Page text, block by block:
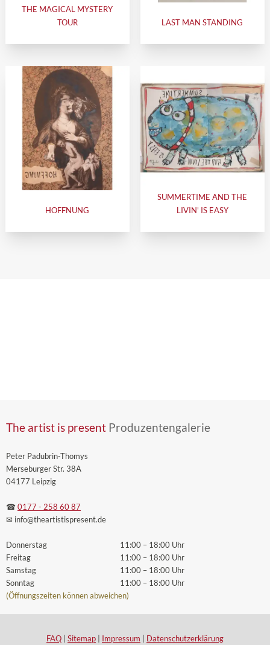
THE MAGICAL MYSTERY
TOUR
LAST MAN STANDING
HOFFNUNG
SUMMERTIME AND THE
LIVIN' IS EASY
The artist is present Produzentengalerie
Peter Padubrin-Thomys
Merseburger Str. 38A
04177 Leipzig
☎ 0177 - 258 60 87
✉ info@theartistispresent.de
Donnerstag
Freitag
Samstag
Sonntag
11:00 – 18:00 Uhr
11:00 – 18:00 Uhr
11:00 – 18:00 Uhr
11:00 – 18:00 Uhr
(Öffnungszeiten können abweichen)
FAQ Sitemap Impressum Datenschutzerklärung